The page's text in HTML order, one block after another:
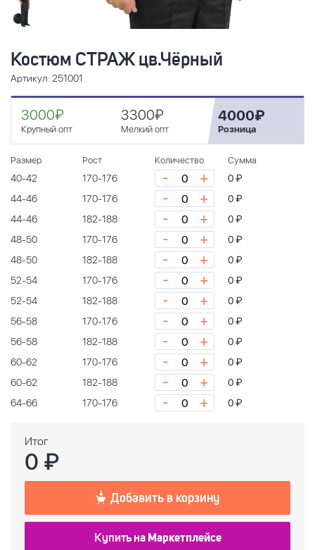
Костюм СТРАЖ цв.Чёрный
Артикул: 251001
3000₽
Крупный опт
3300₽
Мелкий опт
4000₽
Розница
Размер Рост Количество Сумма
40-42 170-176 - +
0 ₽
44-46
170-176 - +
0 ₽
44-46
182-188 - +
0 ₽
48-50
170-176 - +
0 ₽
48-50
182-188 - +
0 ₽
52-54
170-176 - +
0 ₽
52-54
182-188 - +
0 ₽
56-58
170-176 - +
0 ₽
56-58
182-188 - +
0 ₽
60-62
170-176 - +
0 ₽
60-62
182-188 - +
0 ₽
64-66
170-176 - +
0 ₽
Итог
0 ₽
Добавить в корзину
Купить на Маркетплейсе